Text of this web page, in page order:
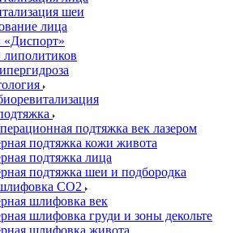
шеи
лица
подтяжка век лазером
подтяжка кожи живота
подтяжка лица
подтяжка шеи и подбородка
CO2
шлифовка век
шлифовка груди и зоны декольте
шлифовка живота